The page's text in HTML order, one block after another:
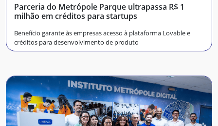
Parceria do Metrópole Parque ultrapassa R$ 1
milhão em créditos para startups
Benefício garante às empresas acesso à plataforma Lovable e
créditos para desenvolvimento de produto